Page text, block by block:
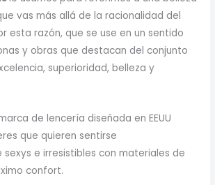
vas más allá de la racionalidad del
esta razón, que se use en un sentido
y obras que destacan del conjunto
superioridad, belleza y
de lencería diseñada en EEUU
que quieren sentirse
e irresistibles con materiales de
confort.